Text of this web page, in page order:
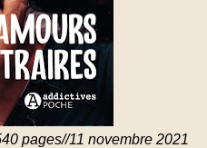
pages//11 novembre 2021